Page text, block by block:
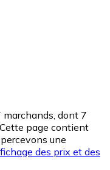
marchands, dont 7
page contient
une
des prix et des